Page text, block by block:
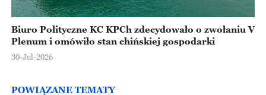
Biuro Polityczne KC KPCh zdecydowało o zwołaniu V
Plenum i omówiło stan chińskiej gospodarki
30-Jul-2026
POWIĄZANE TEMATY